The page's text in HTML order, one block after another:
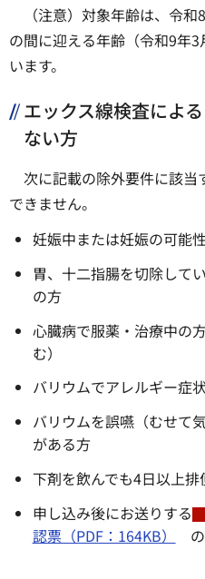
（注意）対象年齢は、令
の間に迎える年齢（令和9年
います。
エックス線検査によ
ない方
次に記載の除外要件に該
できません。
妊娠中または妊娠の可能
胃、十二指腸を切除して
の方
心臓病で服薬・治療中の
む）
バリウムでアレルギー症
バリウムを誤嚥（むせて
がある方
下剤を飲んでも4日以上排
申し込み後にお送りする
認票（PDF：164KB）